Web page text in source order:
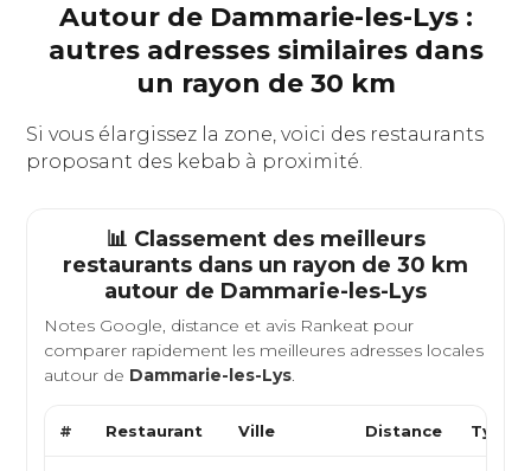
Autour de Dammarie-les-Lys :
autres adresses similaires dans
un rayon de 30 km
Si vous élargissez la zone, voici des restaurants
proposant des kebab à proximité.
📊 Classement des meilleurs
restaurants dans un rayon de 30 km
autour de Dammarie-les-Lys
Notes Google, distance et avis Rankeat pour
comparer rapidement les meilleures adresses locales
autour de Dammarie-les-Lys.
# Restaurant Ville Distance Type